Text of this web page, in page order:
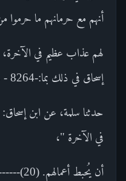
أنهم مع حرمانهم ما حرموا
لهم عذاب عظيم في
إسحاق في ذلك بما:-8264 - حدثني ابن حميد قال،
حدثنا سلمة، عن ابن
في الآخرة "،